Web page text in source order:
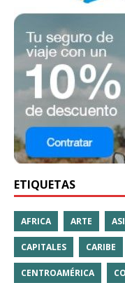
ETIQUETAS
AFRICA ARTE
CAPITALES CARIBE
CENTROAMÉRICA